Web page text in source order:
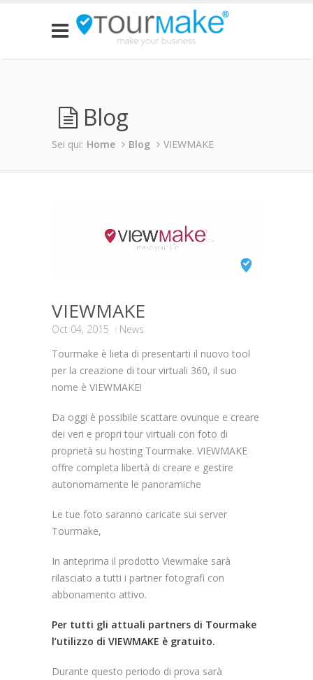
Blog
Sei qui: Home Blog VIEWMAKE
VIEWMAKE
Oct 04, 2015
News
Tourmake è lieta di presentarti il nuovo tool
per la creazione di tour virtuali 360, il suo
nome è VIEWMAKE!
Da oggi è possibile scattare ovunque e creare
dei veri e propri tour virtuali con foto di
proprietà su hosting Tourmake. VIEWMAKE
offre completa libertà di creare e gestire
autonomamente le panoramiche
Le tue foto saranno caricate sui server
Tourmake,
In anteprima il prodotto Viewmake sarà
rilasciato a tutti i partner fotografi con
abbonamento attivo.
Per tutti gli attuali partners di Tourmake
l’utilizzo di VIEWMAKE è gratuito.
Durante questo periodo di prova sarà